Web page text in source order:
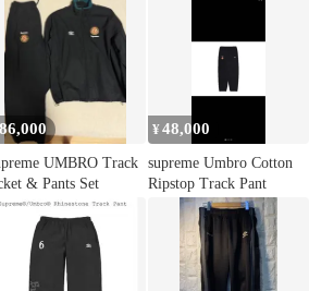
86,000
UMBRO Track
& Pants Set
¥48,000
supreme Umbro Cotton
Ripstop Track Pant